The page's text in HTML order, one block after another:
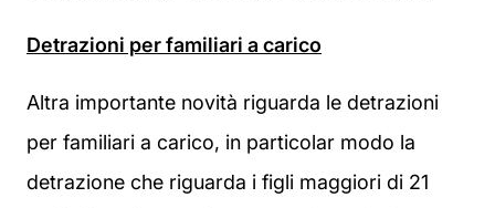
Detrazioni per familiari a carico
Altra importante novità riguarda le detrazioni
per familiari a carico, in particolar modo la
detrazione che riguarda i figli maggiori di 21